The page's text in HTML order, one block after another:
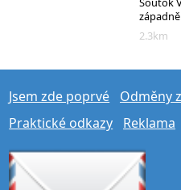
2.3km
Jsem zde poprvé
Odměny
Praktické odkazy
Reklama